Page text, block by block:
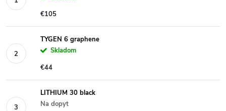
€105
TYGEN 6 graphene
Skladom
€44
LITHIUM 30 black
Na dopyt